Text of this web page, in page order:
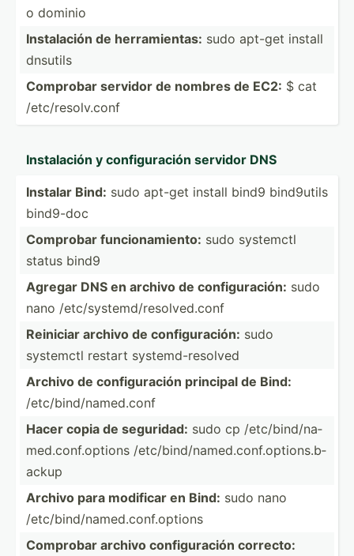
o dominio
Instal­ación de herram­ientas: sudo apt-get install
dnsutils
Comprobar servidor de nombres de EC2: $ cat
/etc/r­eso­lv.conf
Instal­ación y config­uración servidor DNS
Instalar Bind: sudo apt-get install bind9 bind9utils
bind9-doc
Comprobar funcio­nam­iento: sudo systemctl
status bind9
Agregar DNS en archivo de config­ura­ción: sudo
nano /etc/s­yst­emd­/re­sol­ved.conf
Reiniciar archivo de config­ura­ción: sudo
systemctl restart system­d-r­esolved
Archivo de config­uración principal de Bind:
/etc/b­ind­/na­med.conf
Hacer copia de seguridad: sudo cp /etc/b­ind­/na­
med.co­nf.o­ptions /etc/b­ind­/na­med.co­nf.o­pt­ion­s.b­
ackup
Archivo para modificar en Bind: sudo nano
/etc/b­ind­/na­med.co­nf.o­ptions
Comprobar archivo config­uración correcto: